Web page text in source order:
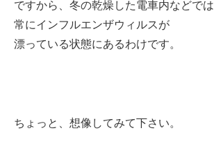
ですから、冬の乾燥した電車内などでは
常にインフルエンザウィルスが
漂っている状態にあるわけです。
ちょっと、想像してみて下さい。